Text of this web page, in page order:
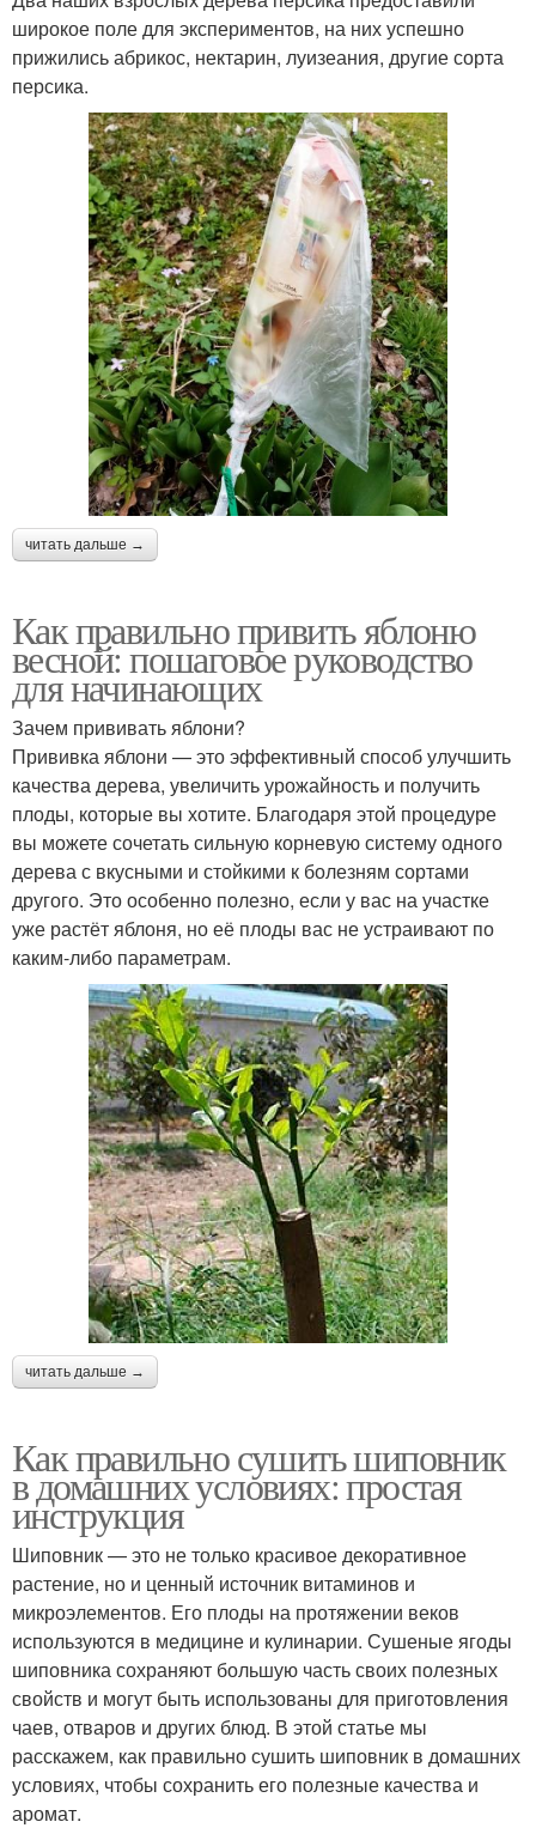
широкое поле для экспериментов, на них успешно
прижились абрикос, нектарин, луизеания, другие сорта
персика.
читать дальше →
Как правильно привить яблоню
весной: пошаговое руководство
для начинающих
Зачем прививать яблони?
Прививка яблони — это эффективный способ улучшить
качества дерева, увеличить урожайность и получить
плоды, которые вы хотите. Благодаря этой процедуре
вы можете сочетать сильную корневую систему одного
дерева с вкусными и стойкими к болезням сортами
другого. Это особенно полезно, если у вас на участке
уже растёт яблоня, но её плоды вас не устраивают по
каким-либо параметрам.
читать дальше →
Как правильно сушить шиповник
в домашних условиях: простая
инструкция
Шиповник — это не только красивое декоративное
растение, но и ценный источник витаминов и
микроэлементов. Его плоды на протяжении веков
используются в медицине и кулинарии. Сушеные ягоды
шиповника сохраняют большую часть своих полезных
свойств и могут быть использованы для приготовления
чаев, отваров и других блюд. В этой статье мы
расскажем, как правильно сушить шиповник в домашних
условиях, чтобы сохранить его полезные качества и
аромат.